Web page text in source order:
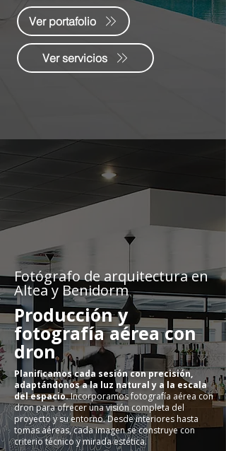
Ver portafolio
Ver servicios
Fotógrafo de arquitectura en
Altea y Benidorm
Producción y
fotografía aérea con
dron
Planificamos cada sesión con precisión,
adaptándonos a la luz natural y a la escala
del espacio.Incorporamos fotografía aérea con
dron para ofrecer una visión completa del
proyecto y su entorno. Desde interiores hasta
tomas aéreas, cada imagen se construye con
criterio técnico y mirada estética.